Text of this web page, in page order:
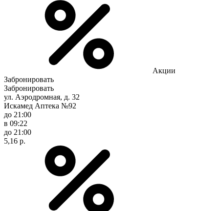
Акции
Забронировать
Забронировать
ул. Аэродромная, д. 32
Искамед Аптека №92
до 21:00
в 09:22
до 21:00
5,16 р.